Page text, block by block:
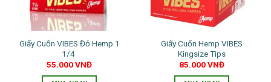
Giấy Cuốn VIBES Đỏ Hemp 1
1/4
55.000VNĐ
Giấy Cuốn Hemp VIBES
Kingsize Tips
85.000VNĐ